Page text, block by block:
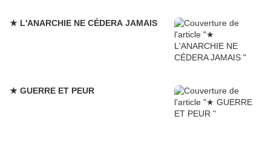
★ L'ANARCHIE NE CÉDERA JAMAIS
★ GUERRE ET PEUR